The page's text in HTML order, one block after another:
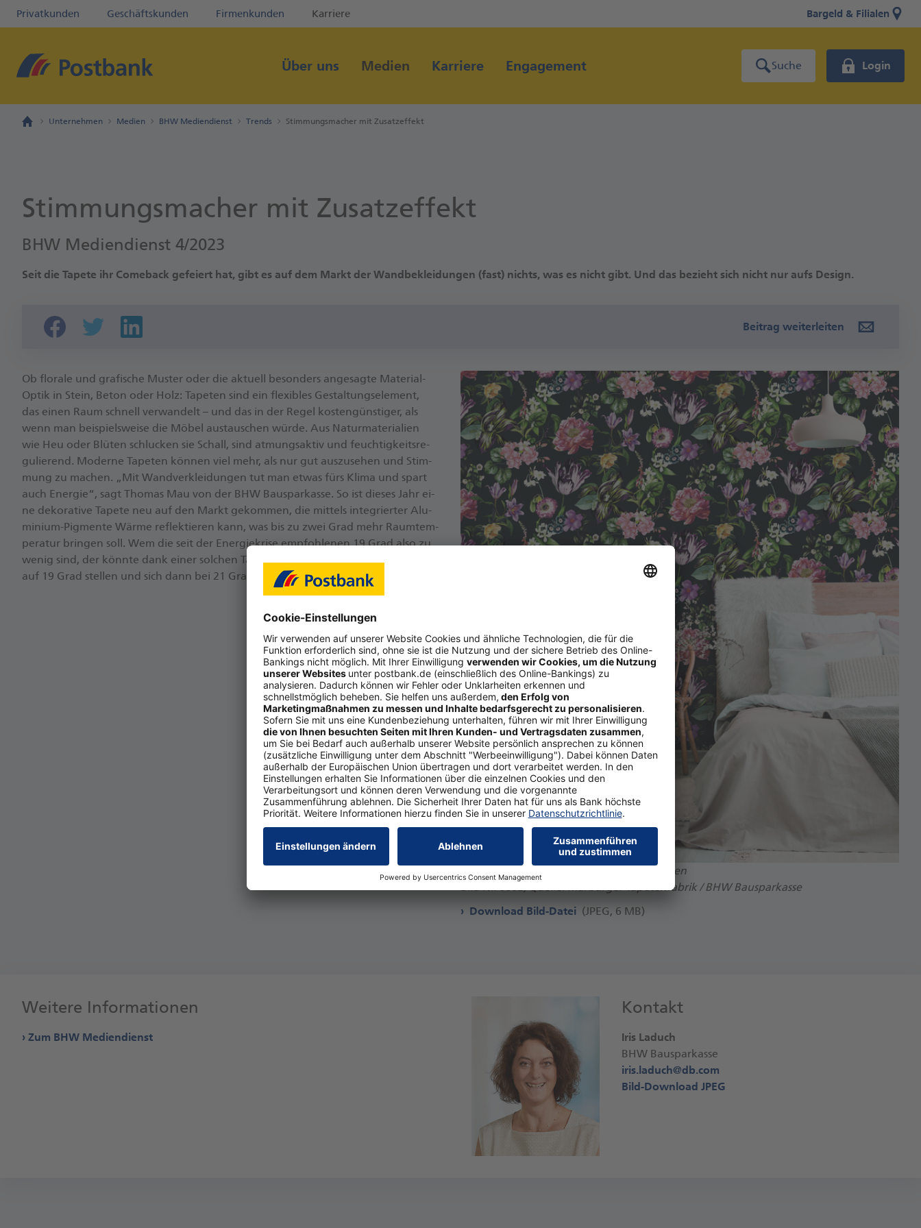
Direkt zur Hauptnavigation (Enter drücken) Bargeld & Filialen
Privatkunden Geschäftskunden Firmenkunden Karriere
Suche Login
Über uns Medien Karriere Engagement
Unternehmen Medien BHW Mediendienst Trends Stimmungsmacher mit Zusatzeffekt
Stimmungsmacher mit Zusatzeffekt
BHW Mediendienst 4/2023
Seit die Tapete ihr Comeback gefeiert hat, gibt es auf dem Markt der Wandbekleidungen (fast) nichts, was es nicht gibt. Und das bezieht sich nicht nur aufs Design.
Beitrag weiterleiten
Erleben gerade eine neue Blütezeit: Tapeten
Bild Nr. 6602, Quelle: Marburger Tapetenfabrik / BHW Bausparkasse
Download Bild-Datei (JPEG, 6 MB)
Ob flo­ra­le und gra­fi­sche Mus­ter oder die ak­tu­ell be­son­ders an­ge­sag­te Ma­te­ri­al-
Op­tik in Stein, Be­ton oder Holz: Ta­pe­ten sind ein fle­xi­bles Ge­stal­tungs­ele­ment,
das ei­nen Raum schnell ver­wan­delt – und das in der Re­gel kos­ten­güns­ti­ger, als
wenn man bei­spiels­wei­se die Mö­bel aus­tau­schen wür­de. Aus Na­tur­ma­te­ria­li­en
wie Heu oder Blü­ten schlu­cken sie Schall, sind at­mungs­ak­tiv und feuch­tig­keits­re­
gu­lie­rend. Mo­der­ne Ta­pe­ten kön­nen viel mehr, als nur gut aus­zu­se­hen und Stim­
mung zu ma­chen. „Mit Wand­ver­klei­dun­gen tut man et­was fürs Kli­ma und spart
auch En­er­gie“, sagt Tho­mas Mau von der BHW Bau­spar­kas­se. So ist die­ses Jahr ei­
ne de­ko­ra­ti­ve Ta­pe­te neu auf den Markt ge­kom­men, die mit­tels in­te­grier­ter Alu­
mi­ni­um-Pig­men­te Wär­me re­flek­tie­ren kann, was bis zu zwei Grad mehr Raum­tem­
pe­ra­tur brin­gen soll. Wem die seit der En­er­gie­kri­se emp­foh­le­nen 19 Grad al­so zu
we­nig sind, der könn­te dank ei­ner sol­chen Ta­pe­te das Ther­mo­stat jetzt wirk­lich
auf 19 Grad stel­len und sich dann bei 21 Grad wohl­füh­len.
Weitere Informationen
Zum BHW Mediendienst
Kontakt
Iris Laduch
BHW Bausparkasse
iris.laduch@db.com
Bild-Download JPEG